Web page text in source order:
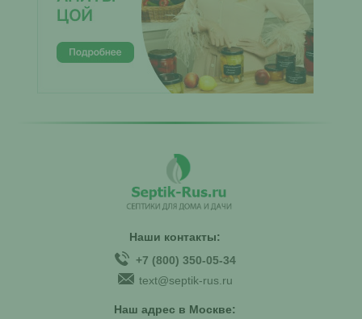
Наши контакты:
+7 (800) 350-05-34
text@septik-rus.ru
Наш адрес в Москве: